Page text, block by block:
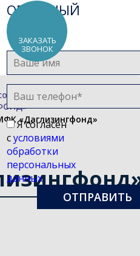
ЗАКАЗАТЬ
ЗВОНОК
ОБРАТНЫЙ
ЗВОНОК
Я согласен
сусловиями
обработки
персональных
данных
компания
«Даглизингфонд»